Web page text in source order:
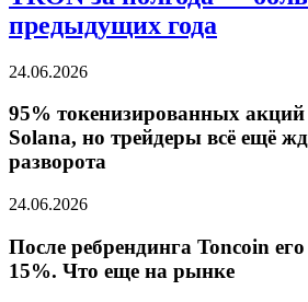
предыдущих года
24.06.2026
95% токенизированных
Solana, но трейдеры всё ещё
разворота
24.06.2026
После ребрендинга Toncoin
15%. Что еще на рынке